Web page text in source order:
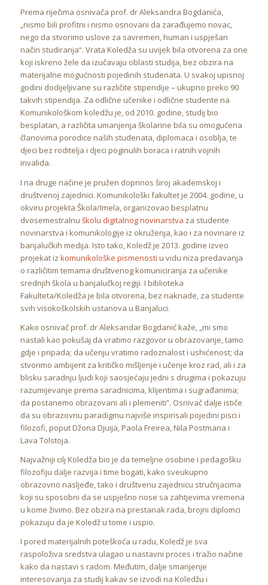
Prema riječima osnivača prof. dr Aleksandra Bogdanića,
„nismo bili profitni i nismo osnovani da zarađujemo novac,
nego da stvorimo uslove za savremen, human i uspješan
način studiranja“. Vrata Koledža su uvijek bila otvorena za one
koji iskreno žele da izučavaju oblasti studija, bez obzira na
materijalne mogućnosti pojedinih studenata. U svakoj upisnoj
godini dodijeljivane su različite stipendije – ukupno preko 90
takvih stipendija. Za odlične učenike i odlične studente na
Komunikološkom koledžu je, od 2010. godine, studij bio
besplatan, a različita umanjenja školarine bila su omogućena
članovima porodice naših studenata, diplomaca i osoblja, te
djeci bez roditelja i djeci poginulih boraca i ratnih vojnih
invalida.
I na druge načine je pružen doprinos široj akademskoj i
društvenoj zajednici. Komunikološki fakultet je 2004. godine, u
okviru projekta Škola/Imela, organizovao besplatnu
dvosemestralnu školu digitalnog novinarstva za studente
novinarstva i komunikologije iz okruženja, kao i za novinare iz
banjalučkih medija. Isto tako, Koledž je 2013. godine izveo
projekat iz komunikološke pismenosti u vidu niza predavanja
o različitim temama društvenog komuniciranja za učenike
srednjih škola u banjalučkoj regiji. I biblioteka
Fakulteta/Koledža je bila otvorena, bez naknade, za studente
svih visokoškolskih ustanova u Banjaluci.
Kako osnivač prof. dr Aleksandar Bogdanić kaže, „mi smo
nastali kao pokušaj da vratimo razgovor u obrazovanje, tamo
gdje i pripada; da učenju vratimo radoznalost i ushićenost; da
stvorimo ambijent za kritičko mišljenje i učenje kroz rad, ali i za
blisku saradnju ljudi koji saosjećaju jedni s drugima i pokazuju
razumijevanje prema saradnicima, klijentima i sugrađanima;
da postanemo obrazovani ali i plemeniti“. Osnivač dalje ističe
da su obrazovnu paradigmu najviše inspirisali pojedini pisci i
filozofi, poput Džona Djuija, Paola Freirea, Nila Postmana i
Lava Tolstoja.
Najvažniji cilj Koledža bio je da temeljne osobine i pedagošku
filozofiju dalje razvija i time bogati, kako sveukupno
obrazovno nasljeđe, tako i društvenu zajednicu stručnjacima
koji su sposobni da se uspješno nose sa zahtjevima vremena
u kome živimo. Bez obzira na prestanak rada, brojni diplomci
pokazuju da je Koledž u tome i uspio.
I pored materijalnih poteškoća u radu, Koledž je sva
raspoloživa sredstva ulagao u nastavni proces i tražio načine
kako da nastavi s radom. Međutim, dalje smanjenje
interesovanja za studij kakav se izvodi na Koledžu i